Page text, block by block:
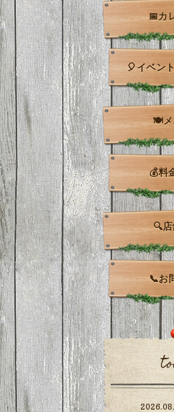
📅カ
🎈イベン
🍽️メ
💰料
🔍
📞お